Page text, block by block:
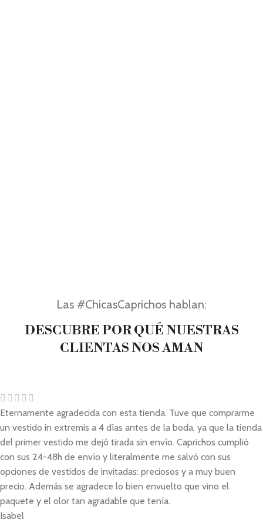
Las #ChicasCaprichos hablan:
DESCUBRE POR QUÉ NUESTRAS
CLIENTAS NOS AMAN
Eternamente agradecida con esta tienda. Tuve que comprarme
un vestido in extremis a 4 días antes de la boda, ya que la tienda
del primer vestido me dejó tirada sin envío. Caprichos cumplió
con sus 24-48h de envío y literalmente me salvó con sus
opciones de vestidos de invitadas: preciosos y a muy buen
precio. Además se agradece lo bien envuelto que vino el
paquete y el olor tan agradable que tenía.
Isabel